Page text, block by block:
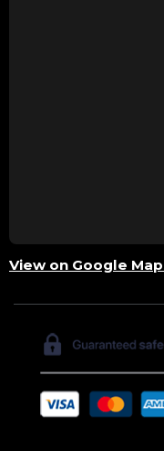
View on Google